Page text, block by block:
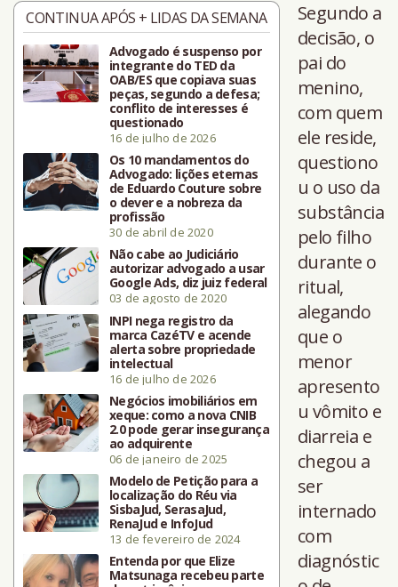
CONTINUA APÓS + LIDAS DA SEMANA
Advogado é suspenso por
integrante do TED da
OAB/ES que copiava suas
peças, segundo a defesa;
conflito de interesses é
questionado
16 de julho de 2026
Os 10 mandamentos do
Advogado: lições eternas
de Eduardo Couture sobre
o dever e a nobreza da
profissão
30 de abril de 2020
Não cabe ao Judiciário
autorizar advogado a usar
Google Ads, diz juiz federal
03 de agosto de 2020
INPI nega registro da
marca CazéTV e acende
alerta sobre propriedade
intelectual
16 de julho de 2026
Negócios imobiliários em
xeque: como a nova CNIB
2.0 pode gerar insegurança
ao adquirente
06 de janeiro de 2025
Modelo de Petição para a
localização do Réu via
SisbaJud, SerasaJud,
RenaJud e InfoJud
13 de fevereiro de 2024
Entenda por que Elize
Matsunaga recebeu parte
Segundo a
decisão, o
pai do
menino,
com quem
ele reside,
questiono
u o uso da
substância
pelo filho
durante o
ritual,
alegando
que o
menor
apresento
u vômito e
diarreia e
chegou a
ser
internado
com
diagnóstic